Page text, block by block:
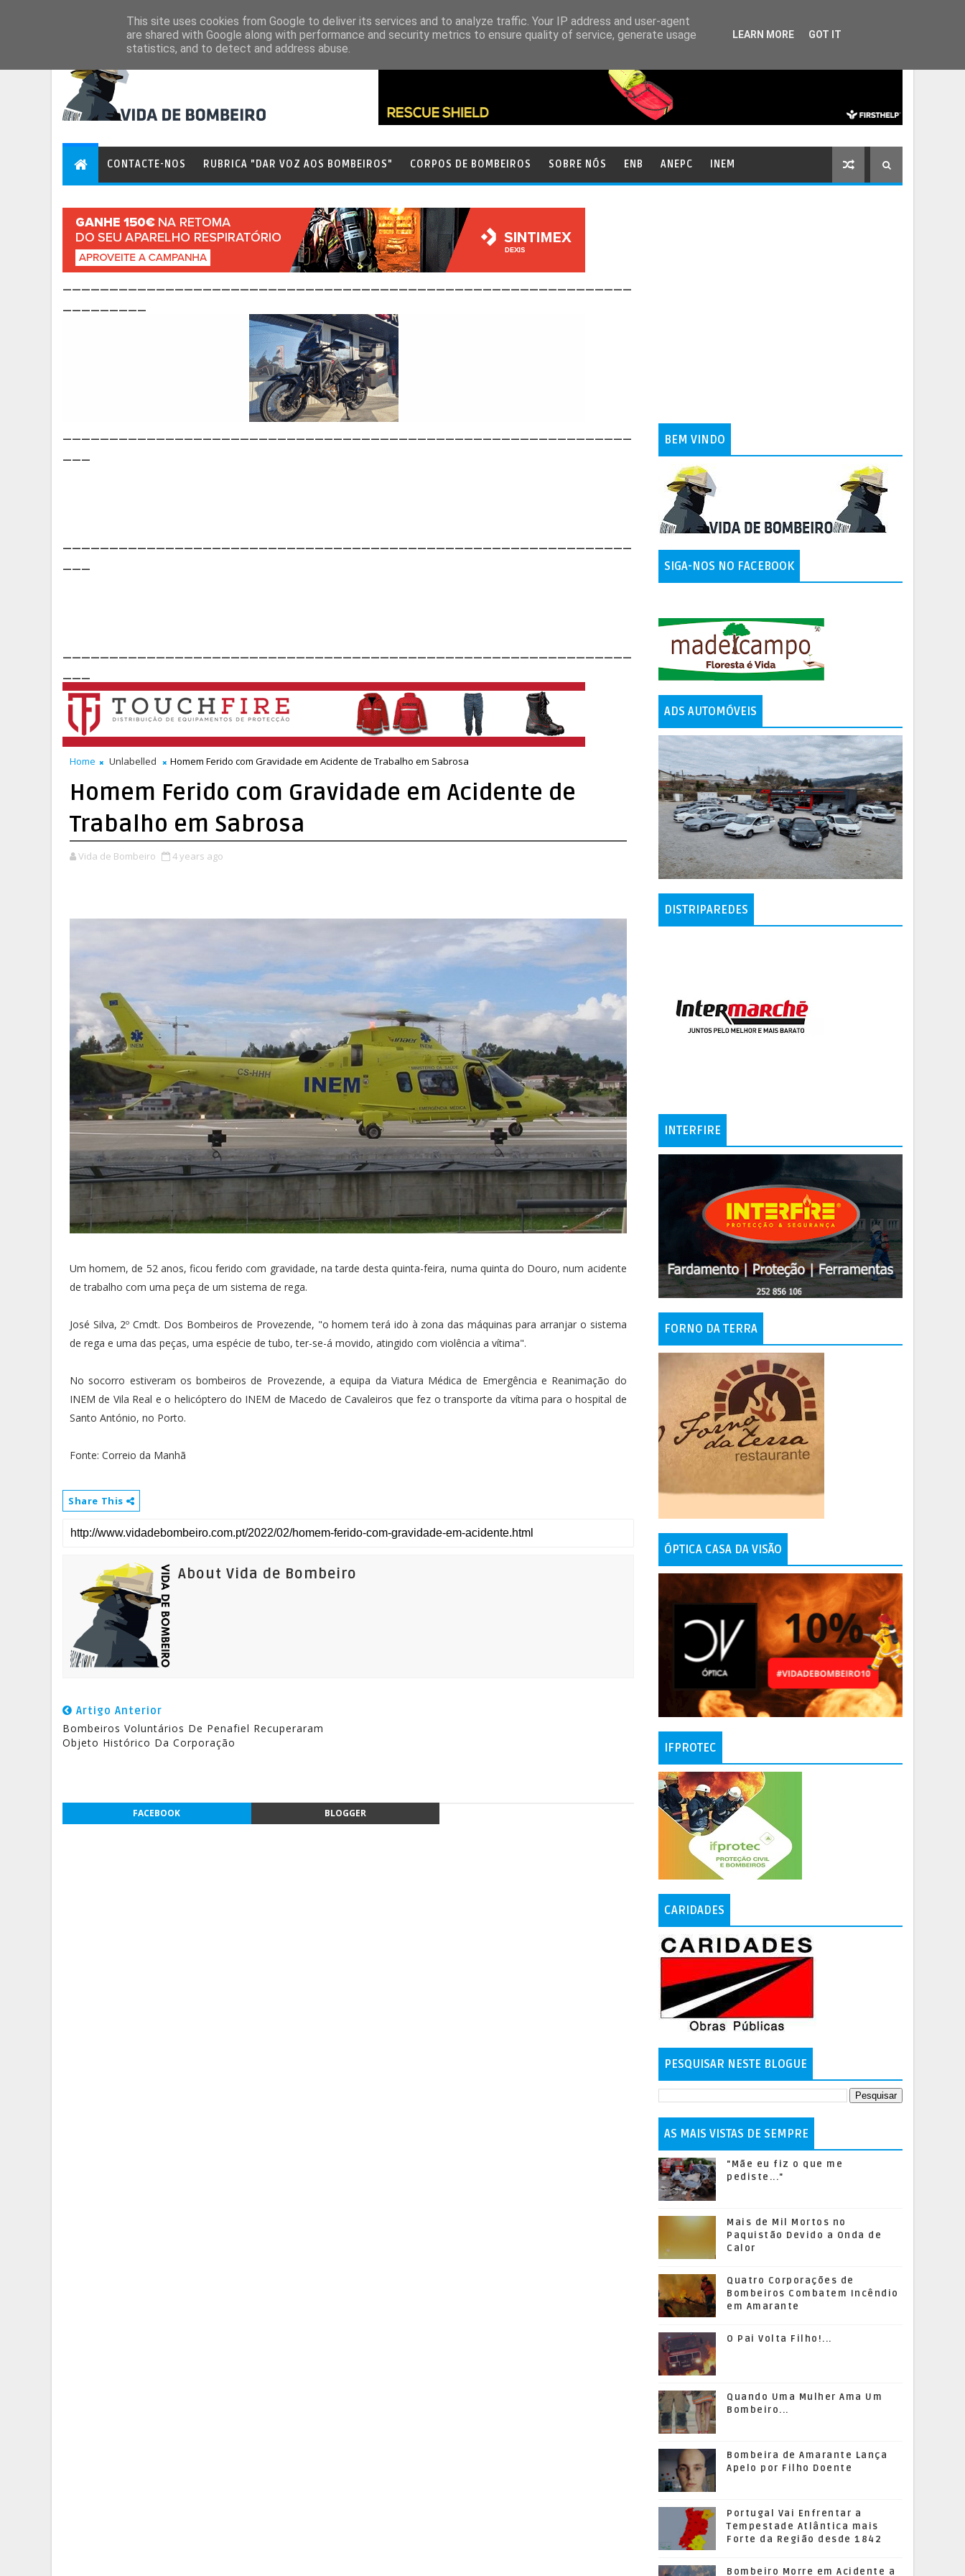
CONTACTE-NOS RUBRICA "DAR VOZ AOS BOMBEIROS" CORPOS DE BOMBEIROS SOBRE NÓS ENB ANEPC INEM
Home Unlabelled Homem Ferido com Gravidade em Acidente de Trabalho em Sabrosa
Homem Ferido com Gravidade em Acidente de
Trabalho em Sabrosa
Vida de Bombeiro 4 years ago
Um homem, de 52 anos, ficou ferido com gravidade, na tarde desta quinta-feira, numa quinta do Douro, num acidente
de trabalho com uma peça de um sistema de rega.
José Silva, 2º Cmdt. Dos Bombeiros de Provezende, "o homem terá ido à zona das máquinas para arranjar o sistema
de rega e uma das peças, uma espécie de tubo, ter-se-á movido, atingido com violência a vítima".
No socorro estiveram os bombeiros de Provezende, a equipa da Viatura Médica de Emergência e Reanimação do
INEM de Vila Real e o helicóptero do INEM de Macedo de Cavaleiros que fez o transporte da vítima para o hospital de
Santo António, no Porto.
Fonte: Correio da Manhã
Share This
About Vida de Bombeiro
Artigo Anterior
Bombeiros Voluntários De Penafiel Recuperaram
Objeto Histórico Da Corporação
FACEBOOK BLOGGER
BEM VINDO
SIGA-NOS NO FACEBOOK
ADS AUTOMÓVEIS
DISTRIPAREDES
INTERFIRE
FORNO DA TERRA
ÓPTICA CASA DA VISÃO
IFPROTEC
CARIDADES
PESQUISAR NESTE BLOGUE
AS MAIS VISTAS DE SEMPRE
"Mãe eu fiz o que me
pediste..."
Mais de Mil Mortos no
Paquistão Devido a Onda de
Calor
Quatro Corporações de
Bombeiros Combatem Incêndio
em Amarante
O Pai Volta Filho!...
Quando Uma Mulher Ama Um
Bombeiro...
Bombeira de Amarante Lança
Apelo por Filho Doente
Portugal Vai Enfrentar a
Tempestade Atlântica mais
Forte da Região desde 1842
Bombeiro Morre em Acidente a
This site uses cookies from Google to deliver its services and to analyze traffic. Your IP address and user-agent
are shared with Google along with performance and security metrics to ensure quality of service, generate usage
statistics, and to detect and address abuse.
LEARN MORE GOT IT